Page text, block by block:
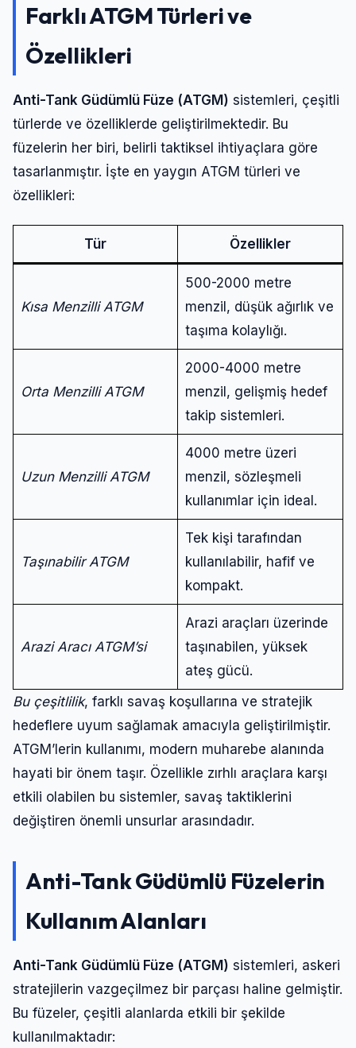
Farklı ATGM Türleri ve
Özellikleri
Anti-Tank Güdümlü Füze (ATGM) sistemleri, çeşitli
türlerde ve özelliklerde geliştirilmektedir. Bu
füzelerin her biri, belirli taktiksel ihtiyaçlara göre
tasarlanmıştır. İşte en yaygın ATGM türleri ve
özellikleri:
Tür Özellikler
Kısa Menzilli ATGM
500-2000 metre
menzil, düşük ağırlık ve
taşıma kolaylığı.
Orta Menzilli ATGM
2000-4000 metre
menzil, gelişmiş hedef
takip sistemleri.
Uzun Menzilli ATGM
4000 metre üzeri
menzil, sözleşmeli
kullanımlar için ideal.
Taşınabilir ATGM
Tek kişi tarafından
kullanılabilir, hafif ve
kompakt.
Arazi Aracı ATGM’si
Arazi araçları üzerinde
taşınabilen, yüksek
ateş gücü.
Bu çeşitlilik, farklı savaş koşullarına ve stratejik
hedeflere uyum sağlamak amacıyla geliştirilmiştir.
ATGM’lerin kullanımı, modern muharebe alanında
hayati bir önem taşır. Özellikle zırhlı araçlara karşı
etkili olabilen bu sistemler, savaş taktiklerini
değiştiren önemli unsurlar arasındadır.
Anti-Tank Güdümlü Füzelerin
Kullanım Alanları
Anti-Tank Güdümlü Füze (ATGM) sistemleri, askeri
stratejilerin vazgeçilmez bir parçası haline gelmiştir.
Bu füzeler, çeşitli alanlarda etkili bir şekilde
kullanılmaktadır: